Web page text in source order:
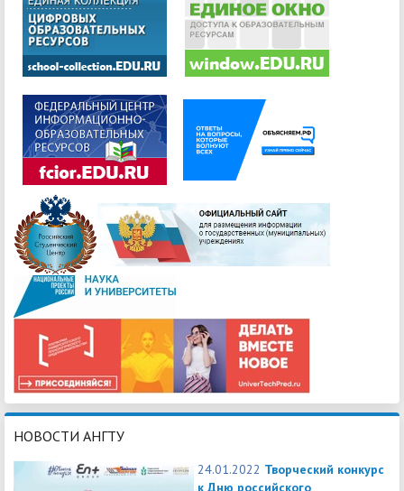
НОВОСТИ АНГТУ
24.01.2022 Творческий конкурс
к Дню российского